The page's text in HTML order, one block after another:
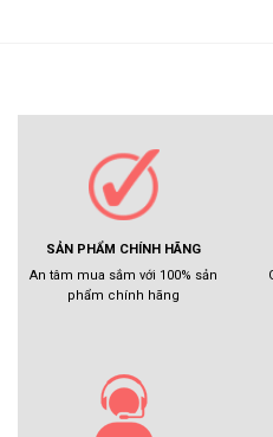
SẢN PHẨM CHÍNH HÃNG
An tâm mua sắm với 100% sản
phẩm chính hãng